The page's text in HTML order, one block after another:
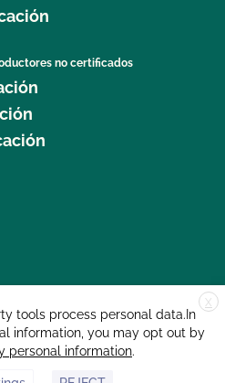
no certificados
X
tools process personal data.In
information, you may opt out by
personal information.